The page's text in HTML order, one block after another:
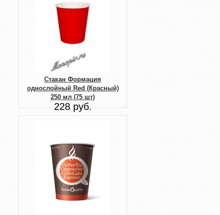
Стакан Формация
однослойный Red (Красный)
250 мл (75 шт)
228 руб.